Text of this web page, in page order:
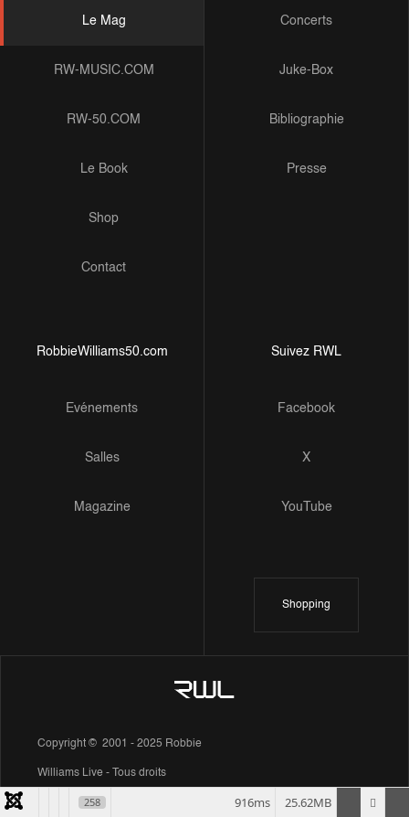
Le Mag
RW-MUSIC.COM
RW-50.COM
Le Book
Shop
Contact
Concerts
Juke-Box
Bibliographie
Presse
RobbieWilliams50.com
Evénements
Salles
Magazine
Suivez RWL
Facebook
X
YouTube
Shopping
Copyright © 2001 - 2025 Robbie
Williams Live - Tous droits
258 25.62MB
916ms